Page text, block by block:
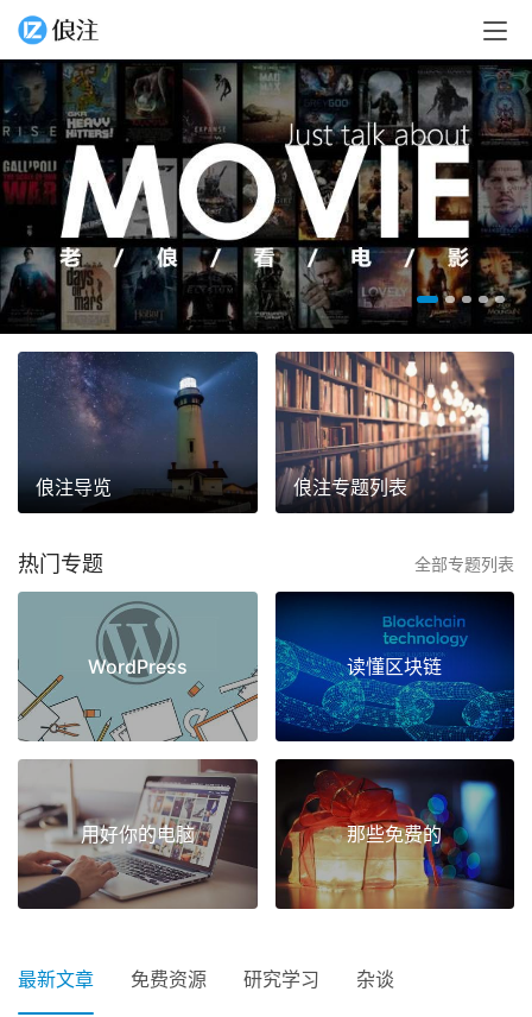
俍注导览 俍注专题列表
热门专题 全部专题列表
WordPress 读懂区块链
用好你的电脑 那些免费的
最新文章 免费资源 研究学习 杂谈